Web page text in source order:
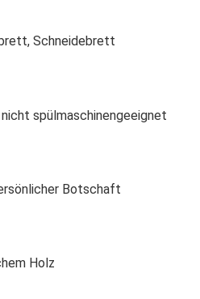
Schneidebrett
spülmaschinengeeignet
Botschaft
Holz